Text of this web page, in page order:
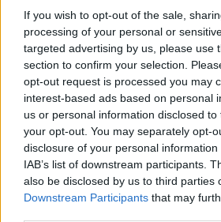
If you wish to opt-out of the sale,
processing of your personal or
targeted advertising by us, please use
section to confirm your selection.
opt-out request is processed you may
interest-based ads based on personal
us or personal information disclosed
your opt-out. You may separately opt-
disclosure of your personal
IAB’s list of downstream participants.
also be disclosed by us to third parties
Downstream Participants that may
γίνονται σχετικά με το
πλεονασμάτων που
αποπληρωμή αυτού του χρέους,
καθορίζονται βάσει απλών
ασκήσεων, καθώς είναι
σχετικά με τα μελλοντικά
τους ρυθμούς οικονομικής
φορολογικά έσοδα και
εξέλιξη του νέου δημοσίου
αγοράζεται από ιδιώτες
αγορές στα τρέχοντα επιτόκια.